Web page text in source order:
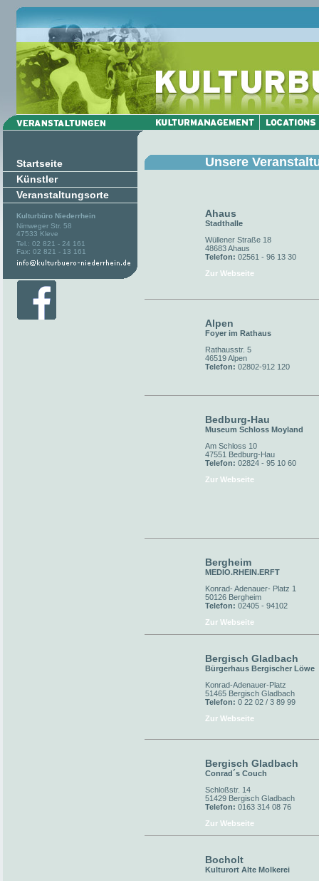
Startseite
Künstler
Veranstaltungsorte
Kulturbüro Niederrhein
Nimweger Str. 58
47533 Kleve
Tel.: 02 821 - 24 161
Fax: 02 821 - 13 161
Unsere
Ahaus
Stadthalle
Wüllener Straße 18
48683 Ahaus
Telefon: 02561 - 96 13 30
Zur Webseite
Alpen
Foyer im Rathaus
Rathausstr. 5
46519 Alpen
Telefon: 02802-912 120
Bedburg-Hau
Museum Schloss Moyland
Am Schloss 10
47551 Bedburg-Hau
Telefon: 02824 - 95 10 60
Zur Webseite
Bergheim
MEDIO.RHEIN.ERFT
Konrad- Adenauer- Platz 1
50126 Bergheim
Telefon: 02405 - 94102
Zur Webseite
Bergisch Gladbach
Bürgerhaus Bergischer Löwe
Konrad-Adenauer-Platz
51465 Bergisch Gladbach
Telefon: 0 22 02 / 3 89 99
Zur Webseite
Bergisch Gladbach
Conrad´s Couch
Schloßstr. 14
51429 Bergisch Gladbach
Telefon: 0163 314 08 76
Zur Webseite
Bocholt
Kulturort Alte Molkerei